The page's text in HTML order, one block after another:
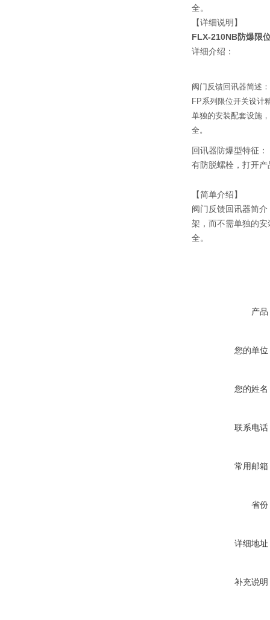
全。
【详细说明】
FLX-210NB防爆限
详细介绍：
阀门反馈回讯器简述：
FP系列限位开关设计
单独的安装配套设施
全。
回讯器防爆型特征
有防脱螺栓，打开
【简单介绍】
阀门反馈回讯器简
架，而不需单独的
全。
产品
您的单位
您的姓名
联系电话
常用邮箱
省份
详细地址
补充说明